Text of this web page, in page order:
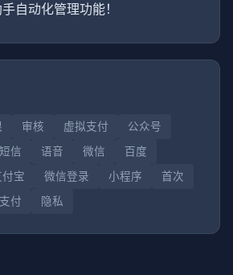
自动化管理功能！
审核 虚拟支付
公众号
短信 语音 微信
百度
付宝 微信登录 小程序
首次
支付 隐私